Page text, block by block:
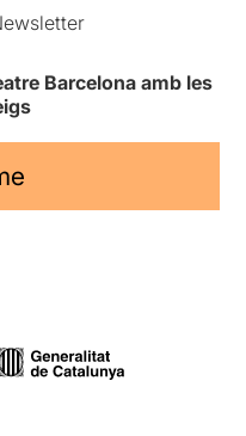
Barcelona amb les